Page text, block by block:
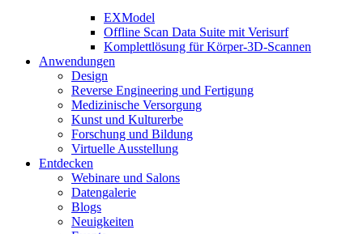
EXModel
Offline Scan Data Suite mit Verisurf
Komplettlösung für Körper-3D-Scannen
Anwendungen
Design
Reverse Engineering und Fertigung
Medizinische Versorgung
Kunst und Kulturerbe
Forschung und Bildung
Virtuelle Ausstellung
Entdecken
Webinare und Salons
Datengalerie
Blogs
Neuigkeiten